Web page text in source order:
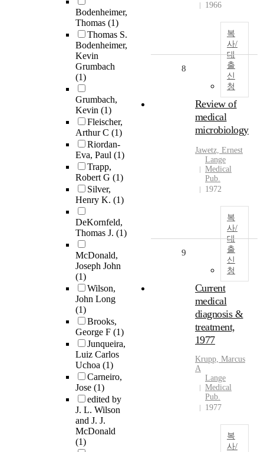
Bodenheimer,
Thomas (1)
Thomas S.
Bodenheimer,
Kevin
Grumbach
(1)
Grumbach,
Kevin (1)
Fleischer,
Arthur C (1)
Riordan-
Eva, Paul (1)
Trapp,
Robert G (1)
Silver,
Henry K. (1)
DeKornfeld,
Thomas J. (1)
McDonald,
Joseph John
(1)
Wilson,
John Long
(1)
Brooks,
George F (1)
Junqueira,
Luiz Carlos
Uchoa (1)
Carneiro,
Jose (1)
edited by
J. L. Wilson
and J. J.
McDonald
(1)
1966
복
사/
대
출
신
청
8
Review of
medical
microbiology
Jawetz, Ernest
Lange
Medical
Pub.
1972
복
사/
대
출
신
청
9
Current
medical
diagnosis &
treatment,
1977
Krupp, Marcus
A
Lange
Medical
Pub.
1977
복
사/